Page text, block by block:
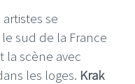
se
sud de la France
la scène avec
les loges. Krak